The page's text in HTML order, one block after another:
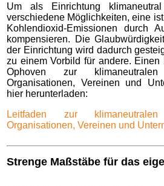
Um als Einrichtung
verschiedene Möglichkeiten, eine
Kohlendioxid-Emissionen durch
kompensieren. Die
der Einrichtung wird dadurch
zu einem Vorbild für andere. Einen
Ophoven zur
Organisationen, Vereinen und
hier herunterladen:
Leitfaden zur
Organisationen, Vereinen und
Strenge Maßstäbe für das